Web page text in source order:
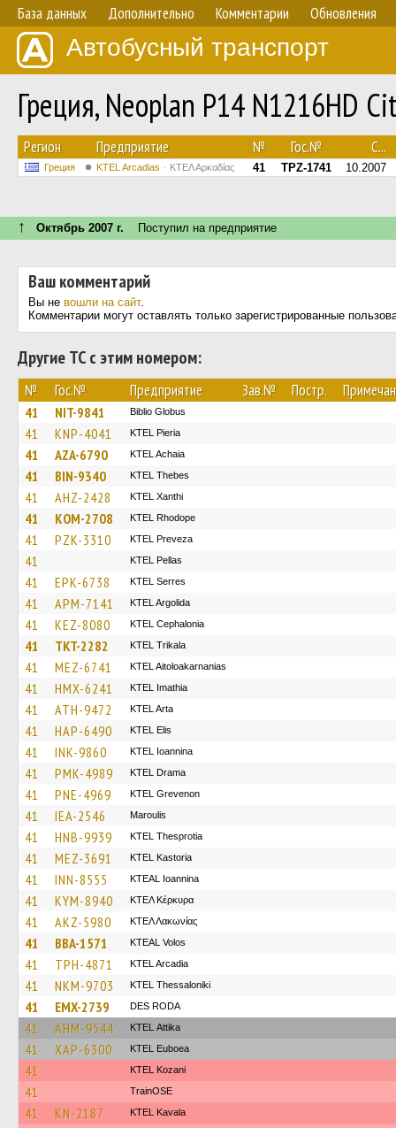
База данных Дополнительно Комментарии Обновления
Автобусный транспорт
Греция, Neoplan P14 N1216HD
Регион Предприятие № Гос.№ С...
Греция KTEL Arcadias ΚΤΕΛ Αρκαδίας 41 TPZ-1741 10.2007
↑ Октябрь 2007 г. Поступил на предприятие
Ваш комментарий
Вы не вошли на сайт.
Комментарии могут оставлять только зарегистрированные
Другие ТС с этим номером:
№ Гос.№ Предприятие Зав.№ Постр.
41 NIT-9841 Biblio Globus
41 KNP-4041 KTEL Pieria
41 AZA-6790 KTEL Achaia
41 BIN-9340 KTEL Thebes
41 AHZ-2428 KTEL Xanthi
41 KOM-2708 KTEL Rhodope
41 PZK-3310 KTEL Preveza
41 KTEL Pellas
41 EPK-6738 KTEL Serres
41 APM-7141 KTEL Argolida
41 KEZ-8080 KTEL Cephalonia
41 TKT-2282 ΚΤΕL Τrikala
41 MEZ-6741 KTEL Aitoloakarnanias
41 HMX-6241 KTEL Imathia
41 ATH-9472 KTEL Arta
41 HAP-6490 KTEL Elis
41 INK-9860 KTEL Ioannina
41 PMK-4989 KTEL Drama
41 PNE-4969 ΚΤΕL Grevenon
41 IEA-2546 Maroulis
41 HNB-9939 KTEL Thesprotia
41 MEZ-3691 KTEL Kastoria
41 INN-8555 KTEAL Ioannina
41 KYM-8940 ΚΤΕΛ Κέρκυρα
41 AKZ-5980 ΚΤΕΛ Λακωνίας
41 BBA-1571 KTEAL Volos
41 TPH-4871 KTEL Arcadia
41 NKM-9703 KTEL Thessaloniki
41 EMX-2739 DES RODA
41 AHM-9544 KΤΕL Αttika
41 XAP-6300 ΚΤΕL Euboea
41 ΚΤΕL Kozani
41 TrainΟSE
41 KN-2187 KTEL Kavala